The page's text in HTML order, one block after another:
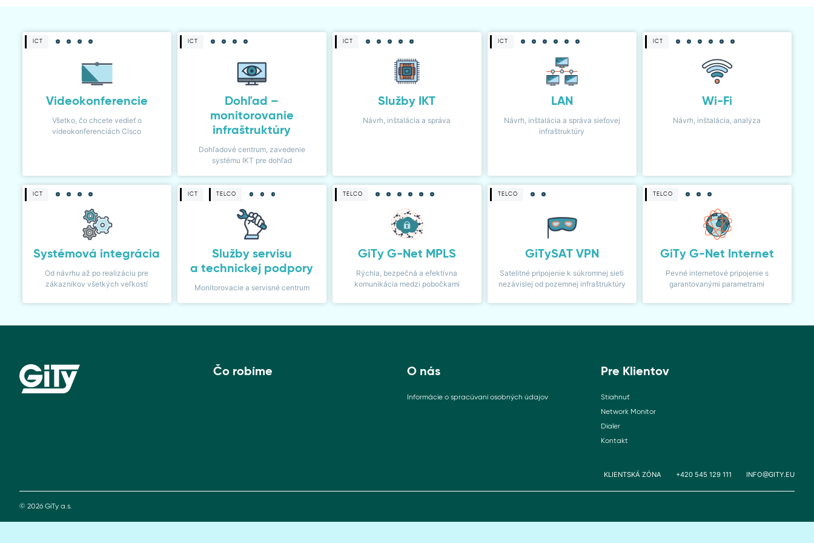
ICT
Videokonferencie
Všetko, čo chcete vedieť o
videokonferenciách Cisco
ICT
Dohľad –
monitorovanie
infraštruktúry
Dohľadové centrum, zavedenie
systému IKT pre dohľad
ICT
Služby IKT
Návrh, inštalácia a správa
ICT
LAN
Návrh, inštalácia a správa sieťovej
infraštruktúry
ICT
Wi-Fi
Návrh, inštalácia, analýza
ICT
Systémová integrácia
Od návrhu až po realizáciu pre
zákazníkov všetkých veľkostí
ICT TELCO
Služby servisu
a technickej podpory
Monitorovacie a servisné centrum
TELCO
GiTy G-Net MPLS
Rýchla, bezpečná a efektívna
komunikácia medzi pobočkami
TELCO
GiTySAT VPN
Satelitné pripojenie k súkromnej sieti
nezávislej od pozemnej infraštruktúry
TELCO
GiTy G-Net Internet
Pevné internetové pripojenie s
garantovanými parametrami
Čo robíme O nás
Informácie o spracúvaní osobných údajov
Pre Klientov
Stiahnuť
Network Monitor
Dialer
Kontakt
KLIENTSKÁ ZÓNA +420 545 129 111 INFO@GITY.EU
© 2026 GiTy a.s.